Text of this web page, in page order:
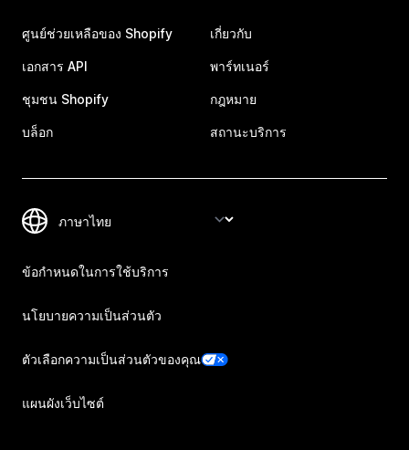
ศูนย์ช่วยเหลือของ Shopify
เอกสาร API
ชุมชน Shopify
บล็อก
เกี่ยวกับ
พาร์ทเนอร์
กฎหมาย
สถานะบริการ
ข้อกำหนดในการใช้บริการ
นโยบายความเป็นส่วนตัว
ตัวเลือกความเป็นส่วนตัวของคุณ
แผนผังเว็บไซต์